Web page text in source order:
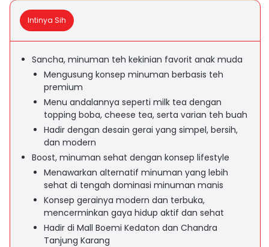
Intinya Sih
Sancha, minuman teh kekinian favorit anak muda
Mengusung konsep minuman berbasis teh
premium
Menu andalannya seperti milk tea dengan
topping boba, cheese tea, serta varian teh buah
Hadir dengan desain gerai yang simpel, bersih,
dan modern
Boost, minuman sehat dengan konsep lifestyle
Menawarkan alternatif minuman yang lebih
sehat di tengah dominasi minuman manis
Konsep gerainya modern dan terbuka,
mencerminkan gaya hidup aktif dan sehat
Hadir di Mall Boemi Kedaton dan Chandra
Tanjung Karang